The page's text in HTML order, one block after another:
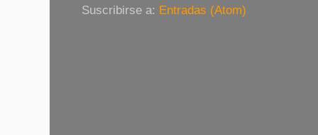
Suscribirse a: Entradas (Atom)